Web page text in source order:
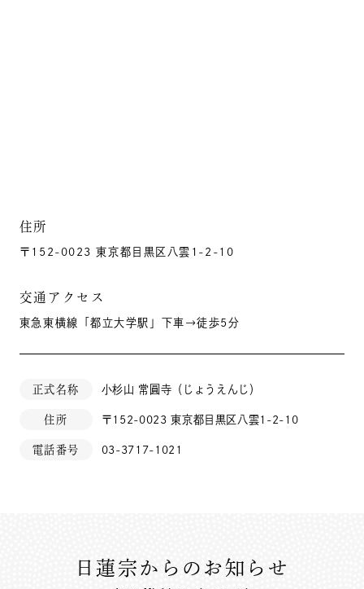
住所
〒152-0023 東京都目黒区八雲1-2-10
交通アクセス
東急東横線「都立大学駅」下車→徒歩5分
正式名称 小杉山 常圓寺（じょうえんじ）
住所 〒152-0023 東京都目黒区八雲1-2-10
電話番号 03-3717-1021
日蓮宗からのお知らせ